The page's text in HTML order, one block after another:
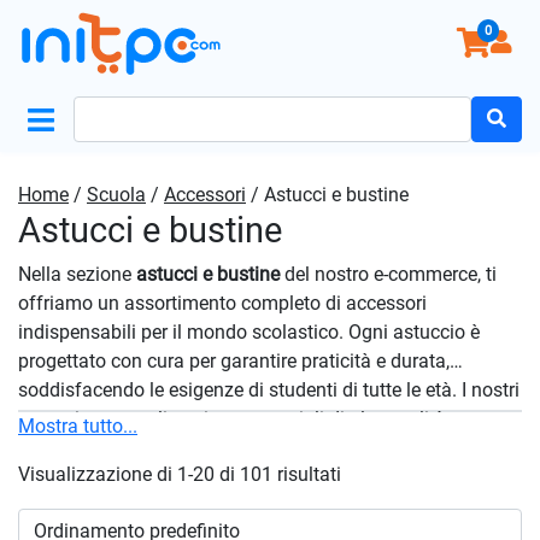
0
Home / Scuola / Accessori / Astucci e bustine
Astucci e bustine
Nella sezione astucci e bustinedel nostro e-commerce, ti
offriamo un assortimento completo di accessori
indispensabili per il mondo scolastico. Ogni astuccio è
progettato con cura per garantire praticità e durata,
soddisfacendo le esigenze di studenti di tutte le età. I nostri
astucci sono realizzati con materiali di alta qualità e
gomme e altristrumenti essenzialiper lo studio. Disponibili
in una varietà di dimensioni, colori e stili, si adattano
facilmente allo stile e alle preferenze personali di ogni
Mostra tutto...
Visualizzazione di 1-20 di 101 risultati